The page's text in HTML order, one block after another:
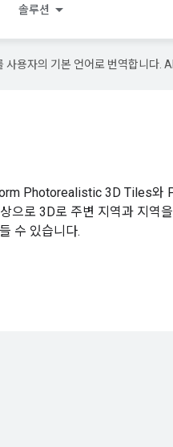
솔루션
사용자의 기본 언어로 번역합니다.
Photorealistic 3D Tiles와
으로 3D로 주변 지역과 지역
수 있습니다.